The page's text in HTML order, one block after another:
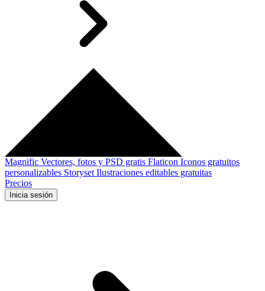
Magnific Vectores, fotos y PSD gratis Flaticon Iconos gratuitos
personalizables Storyset Ilustraciones editables gratuitas
Precios
Inicia sesión